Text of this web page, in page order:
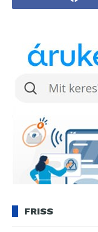
FRISS